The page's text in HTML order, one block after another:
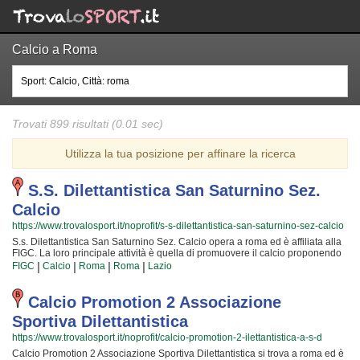
Calcio a Roma
Trovati 899 risultati (0.01 sec)
Utilizza la tua posizione per affinare la ricerca
S.s. Dilettantistica San Saturnino Sez.
Calcio
https://www.trovalosport.it/noprofit/s-s-dilettantistica-san-saturnino-sez-calcio
S.s. Dilettantistica San Saturnino Sez. Calcio opera a roma ed è affiliata alla
FIGC. La loro principale attività è quella di promuovere il calcio proponendo
corsi rivolti a bambini e ragazzi. S.s. Dilettantistica San Saturnino Sez. Calcio
è radicata nella comunità di roma e al loro interno sono cresciute
generazioni di bambini e ragazzi che hanno imparato i valori fondamentali
dello sport e l'importanza del lavoro di squadra. I loro istruttori di calcio sono
tra i più esperti e qualificati della zona e sono sicuramente i più adatti a
sviluppare il talento dei bambini che iniziano a giocare e dei ragazzi che
vogliono raggiungere livelli di eccellenza. Per questo motivo S.s.
Dilettantistica San Saturnino Sez. Calcio sarà felice di accogliere anche tuo
figlio nell'associazione, perché possa raggiungere il successo che merita in
FIGC | Calcio | Roma | Roma | Lazio
Calcio Promotion 2 Associazione
Sportiva Dilettantistica
https://www.trovalosport.it/noprofit/calcio-promotion-2-ilettantistica-a-s-d
Calcio Promotion 2 Associazione Sportiva Dilettantistica si trova a roma ed è